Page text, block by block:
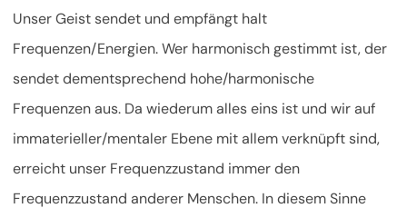
Unser Geist sendet und empfängt halt
Frequenzen/Energien. Wer harmonisch gestimmt ist, der
sendet dementsprechend hohe/harmonische
Frequenzen aus. Da wiederum alles eins ist und wir auf
immaterieller/mentaler Ebene mit allem verknüpft sind,
erreicht unser Frequenzzustand immer den
Frequenzzustand anderer Menschen. In diesem Sinne